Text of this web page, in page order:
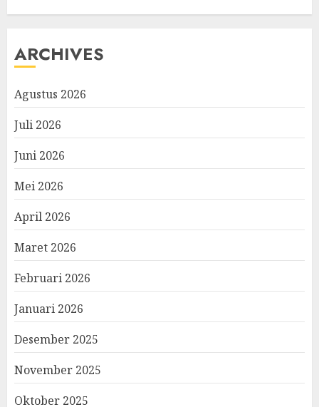
ARCHIVES
Agustus 2026
Juli 2026
Juni 2026
Mei 2026
April 2026
Maret 2026
Februari 2026
Januari 2026
Desember 2025
November 2025
Oktober 2025